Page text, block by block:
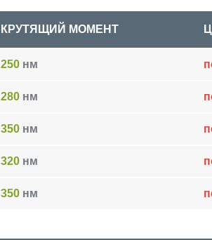
КРУТЯЩИЙ МОМЕНТ
250 нм
280 нм
350 нм
320 нм
350 нм